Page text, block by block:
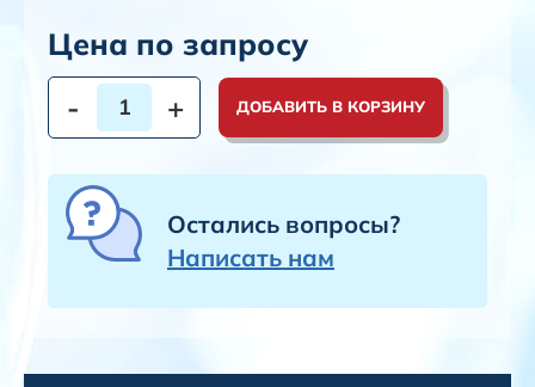
Цена по запросу
- + ДОБАВИТЬ В КОРЗИНУ
Остались вопросы?
Написать нам